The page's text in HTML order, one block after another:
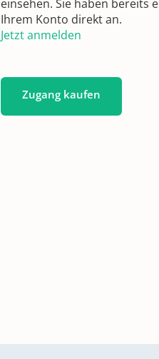
einsehen. Sie haben bereits
Ihrem Konto direkt an.
Jetzt anmelden
Zugang kaufen